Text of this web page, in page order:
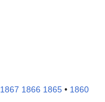
•
1865
1866
1867
1868